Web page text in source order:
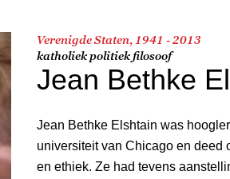
Verenigde Staten, 1941 - 2013
katholiek politiek filosoof
Jean Bethke
Jean Bethke Elshtain was
universiteit van Chicago en deed
en ethiek. Ze had tevens